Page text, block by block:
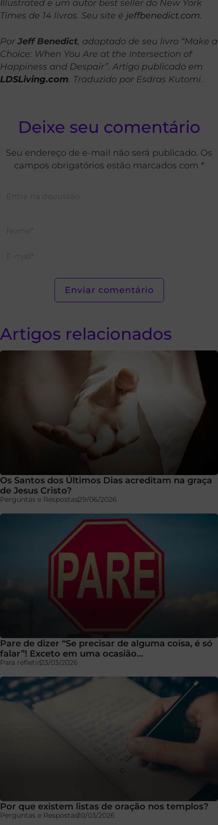
Illustrated e um autor best seller do New York
Times de 14 livros. Seu site é jeffbenedict.com.
PorJeff Benedict, adaptado de seu livro “Make a
Choice: When You Are at the Intersection of
Happiness and Despair”. Artigo publicado em
LDSLiving.com. Traduzido por Esdras Kutomi.
Deixe seu comentário
Seu endereço de e-mail não será publicado. Os
campos obrigatórios estão marcados com *
Artigos relacionados
Os Santos dos Últimos Dias acreditam na graça
de Jesus Cristo?
Perguntas e Respostas29/06/2026
Pare de dizer “Se precisar de alguma coisa, é só
falar”! Exceto em uma ocasião…
Para refletir23/03/2026
Por que existem listas de oração nos templos?
Perguntas e Respostas10/03/2026